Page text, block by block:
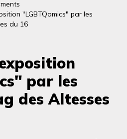
"LGBTQomics" par les
du 16
par les
des Altesses